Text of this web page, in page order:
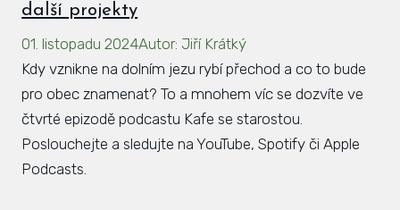
další projekty
01. listopadu 2024Autor: Jiří Krátký
Kdy vznikne na dolním jezu rybí přechod a co to bude
pro obec znamenat? To a mnohem víc se dozvíte ve
čtvrté epizodě podcastu Kafe se starostou.
Poslouchejte a sledujte na YouTube, Spotify či Apple
Podcasts.